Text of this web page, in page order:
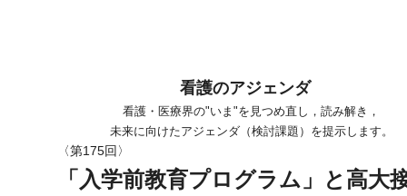
看護のアジェンダ
看護・医療界の"いま"を見つめ直し，読み解き，
未来に向けたアジェンダ（検討課題）を提示します。
〈第175回〉
「入学前教育プログラム」と高大